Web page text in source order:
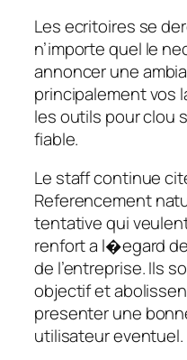
Les ecritoires se
n’importe quel le
annoncer une
principalement vos
les outils pour clou
fiable.
Le staff continue
Referencement
tentative qui
renfort a l�egard
de l’entreprise. Ils
objectif et
presenter une
utilisateur eventuel.